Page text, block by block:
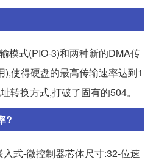
模式(PIO-3)和两种新的DMA传
使得硬盘的最高传输速率达到1
转换方式,打破了固有的504。
?
式-微控制器芯体尺寸:32-位速